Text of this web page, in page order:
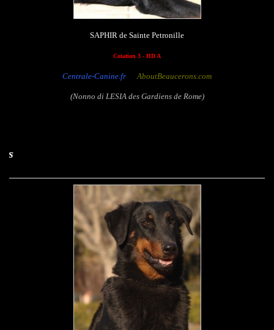
SAPHIR de Sainte Petronille
Cotation 3 - HD A
Centrale-Canine.fr AboutBeaucerons.com
(Nonno di LESIA des Gardiens de Rome)